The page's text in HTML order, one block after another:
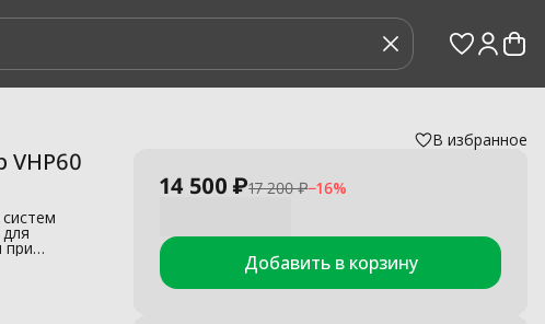
давления
VHP60
при
В избранное
14 500 ₽17 200 ₽−16%
Добавить в корзину